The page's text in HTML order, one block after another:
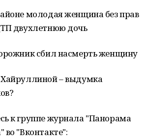
молодая женщина без прав
двухлетнюю дочь
сбил насмерть женщину
– выдумка
к группе журнала "Панорама
во "Вконтакте":